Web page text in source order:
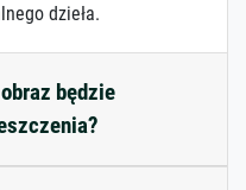
dzieła.
będzie